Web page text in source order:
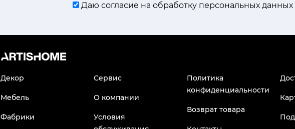
Даю согласие на обработку персональных данных
Декор
Мебель
Фабрики
Сервис
О компании
Условия
Политика
конфиденциальности
Возврат товара